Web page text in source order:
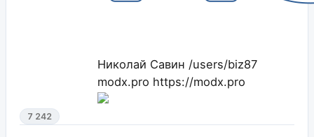
Николай Савин /users/biz87
modx.pro https://modx.pro
7 242